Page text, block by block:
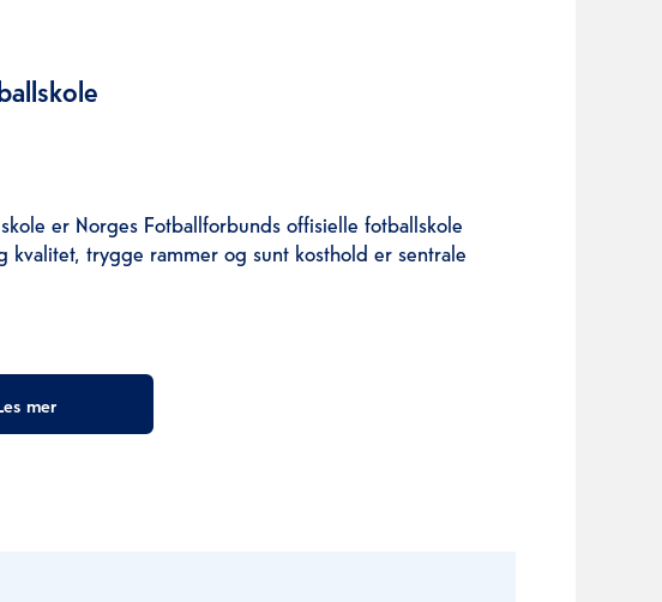
er Norges Fotballforbunds offisielle fotballskole
kvalitet, trygge rammer og sunt kosthold er sentrale
mer